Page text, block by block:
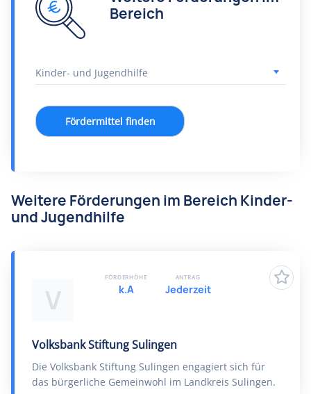
Bereich
Fördermittel finden
Weitere Förderungen im Bereich Kinder-
und Jugendhilfe
V
Volksbank Stiftung Sulingen
Die Volksbank Stiftung Sulingen engagiert sich für
das bürgerliche Gemeinwohl im Landkreis Sulingen.
FÖRDERHÖHE
k.A
ANTRAG
Jederzeit